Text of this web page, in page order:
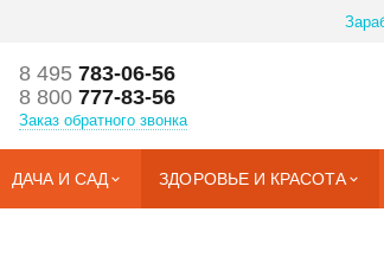
8 495783-06-56
8 800777-83-56
Заказ обратного звонка
ДАЧА И САД ЗДОРОВЬЕ И КРАСОТА